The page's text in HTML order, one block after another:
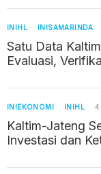
INIHL INISAMARINDA
Satu Data
Evaluasi,
INIEKONOMI INIHL 4
Kaltim-Jateng
Investasi dan